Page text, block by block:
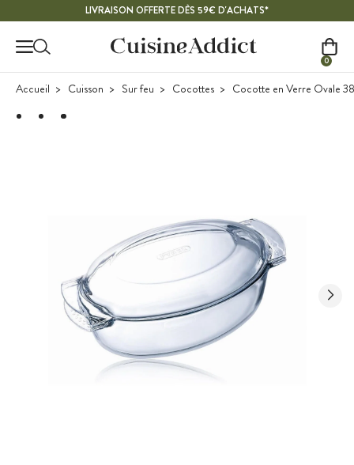
LIVRAISON OFFERTE DÈS 59€ D'ACHATS*
0
Accueil Cuisson Sur feu Cocottes Cocotte en Verre Ovale